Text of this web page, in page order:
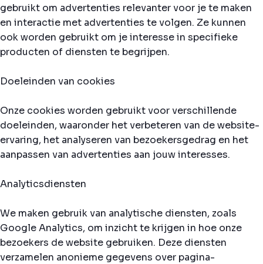
gebruikt om advertenties relevanter voor je te maken
en interactie met advertenties te volgen. Ze kunnen
ook worden gebruikt om je interesse in specifieke
producten of diensten te begrijpen.
Doeleinden van cookies
Onze cookies worden gebruikt voor verschillende
doeleinden, waaronder het verbeteren van de website-
ervaring, het analyseren van bezoekersgedrag en het
aanpassen van advertenties aan jouw interesses.
Analyticsdiensten
We maken gebruik van analytische diensten, zoals
Google Analytics, om inzicht te krijgen in hoe onze
bezoekers de website gebruiken. Deze diensten
verzamelen anonieme gegevens over pagina-